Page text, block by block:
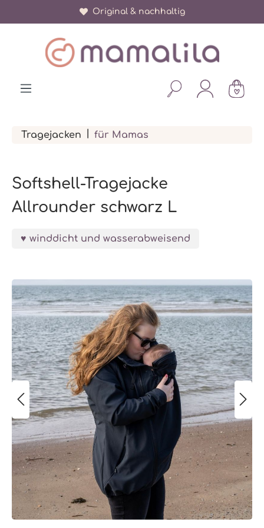
Original & nachhaltig
Über 150.000 zufriedene Eltern
Tragejacken für Mamas
Softshell-Tragejacke
Allrounder schwarz L
winddicht und wasserabweisend
Bildergalerie überspringen